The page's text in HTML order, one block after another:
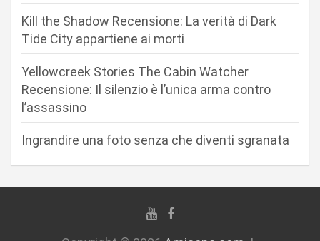
Kill the Shadow Recensione: La verità di Dark
Tide City appartiene ai morti
Yellowcreek Stories The Cabin Watcher
Recensione: Il silenzio è l’unica arma contro
l’assassino
Ingrandire una foto senza che diventi sgranata